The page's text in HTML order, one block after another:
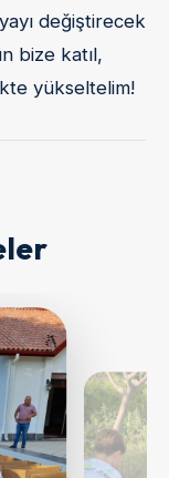
değiştirecek
bize katıl,
yükseltelim!